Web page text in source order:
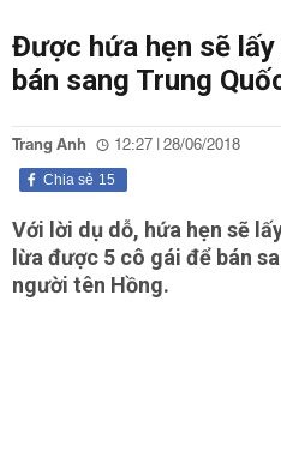
Được hứa hẹn sẽ
bán sang Trung
Trang Anh 12:27 | 28/06/2018
15
Chia sẻ
Với lời dụ dỗ, hứa hẹn sẽ
lừa được 5 cô gái để bán
người tên Hồng.